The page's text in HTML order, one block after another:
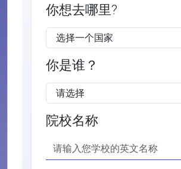
你想去哪里?
你是谁？
院校名称